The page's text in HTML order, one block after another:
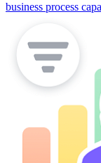
business process